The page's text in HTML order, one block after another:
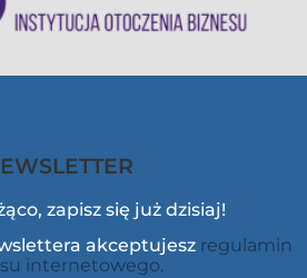
zapisz się już dzisiaj!
akceptujesz regulamin
internetowego.